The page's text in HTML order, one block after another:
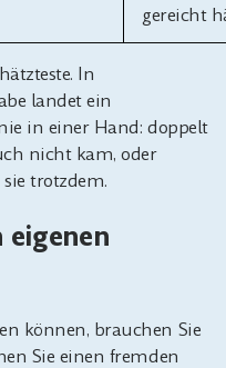
gereicht
In
landet ein
in einer Hand: doppelt
nicht kam, oder
trotzdem.
eigenen
können, brauchen Sie
Sie einen fremden